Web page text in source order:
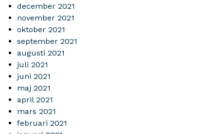
december 2021
november 2021
oktober 2021
september 2021
augusti 2021
juli 2021
juni 2021
maj 2021
april 2021
mars 2021
februari 2021